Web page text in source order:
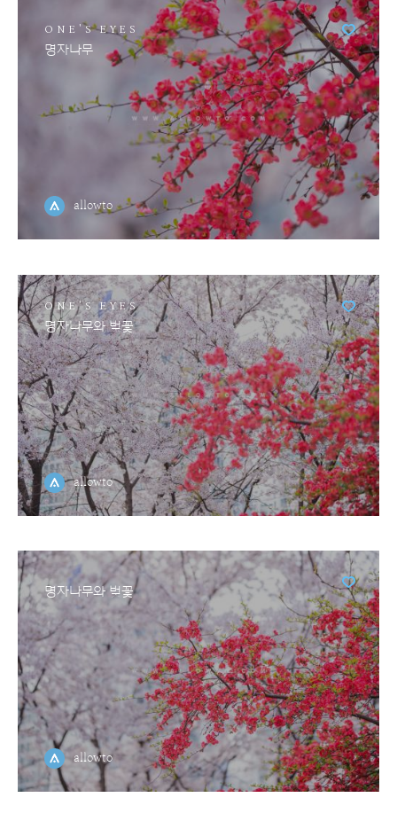
ONE'S EYES
명자나무
allowto
ONE'S EYES
명자나무와 벚꽃
allowto
명자나무와 벚꽃
allowto